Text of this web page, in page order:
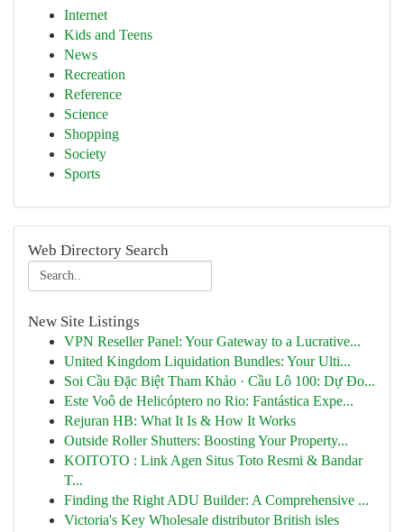
Internet
Kids and Teens
News
Recreation
Reference
Science
Shopping
Society
Sports
Web Directory Search
New Site Listings
VPN Reseller Panel: Your Gateway to a Lucrative...
United Kingdom Liquidation Bundles: Your Ulti...
Soi Cầu Đặc Biệt Tham Khảo · Cầu Lô 100: Dự Đo...
Este Voô de Helicóptero no Rio: Fantástica Expe...
Rejuran HB: What It Is & How It Works
Outside Roller Shutters: Boosting Your Property...
KOITOTO : Link Agen Situs Toto Resmi & Bandar
T...
Finding the Right ADU Builder: A Comprehensive ...
Victoria's Key Wholesale distributor British isles